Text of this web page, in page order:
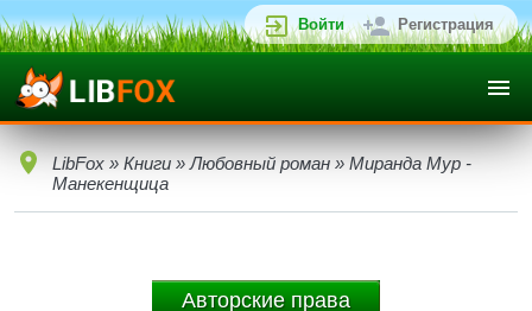
Войти Регистрация
LibFox » Книги » Любовный роман » Миранда Мур -
Манекенщица
Авторские права